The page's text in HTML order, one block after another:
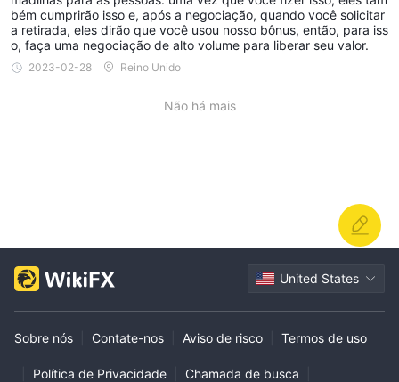
rio, eu sofri.
bém cumprirão isso e, após a negociação, quando você solicitar
a retirada, eles dirão que você usou nosso bônus, então, para iss
o, faça uma negociação de alto volume para liberar seu valor.
2023-02-28 Reino Unido
Não há mais
United States
Sobre nós Contate-nos Aviso de risco Termos de uso
Política de Privacidade Chamada de busca